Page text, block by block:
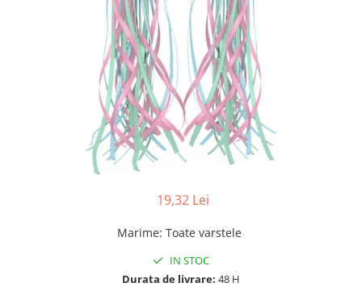
19,32 Lei
Marime: Toate varstele
IN STOC
Durata de livrare: 48 H